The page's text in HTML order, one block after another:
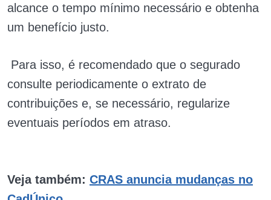
alcance o tempo mínimo necessário e obtenha
um benefício justo.
Para isso, é recomendado que o segurado
consulte periodicamente o extrato de
contribuições e, se necessário, regularize
eventuais períodos em atraso.
Veja também: CRAS anuncia mudanças no